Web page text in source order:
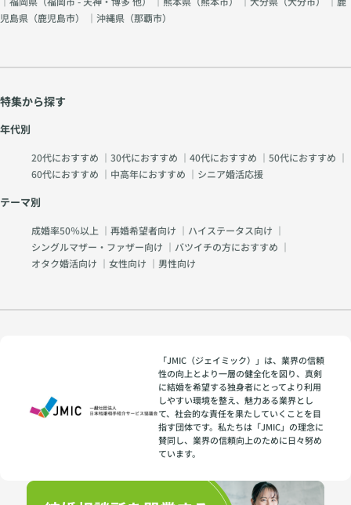
児島県（鹿児島市） ｜沖縄県（那覇市）
特集から探す
年代別
20代におすすめ ｜ 30代におすすめ ｜ 40代におすすめ ｜ 50代におすすめ ｜
60代におすすめ ｜ 中高年におすすめ ｜ シニア婚活応援
テーマ別
成婚率50％以上 ｜ 再婚希望者向け ｜ ハイステータス向け ｜
シングルマザー・ファザー向け ｜ バツイチの方におすすめ ｜
オタク婚活向け ｜ 女性向け ｜ 男性向け
「JMIC（ジェイミック）」は、業界の信頼
性の向上とより一層の健全化を図り、真剣
に結婚を希望する独身者にとってより利用
しやすい環境を整え、魅力ある業界とし
て、社会的な責任を果たしていくことを目
指す団体です。私たちは「JMIC」の理念に
賛同し、業界の信頼向上のために日々努め
ています。